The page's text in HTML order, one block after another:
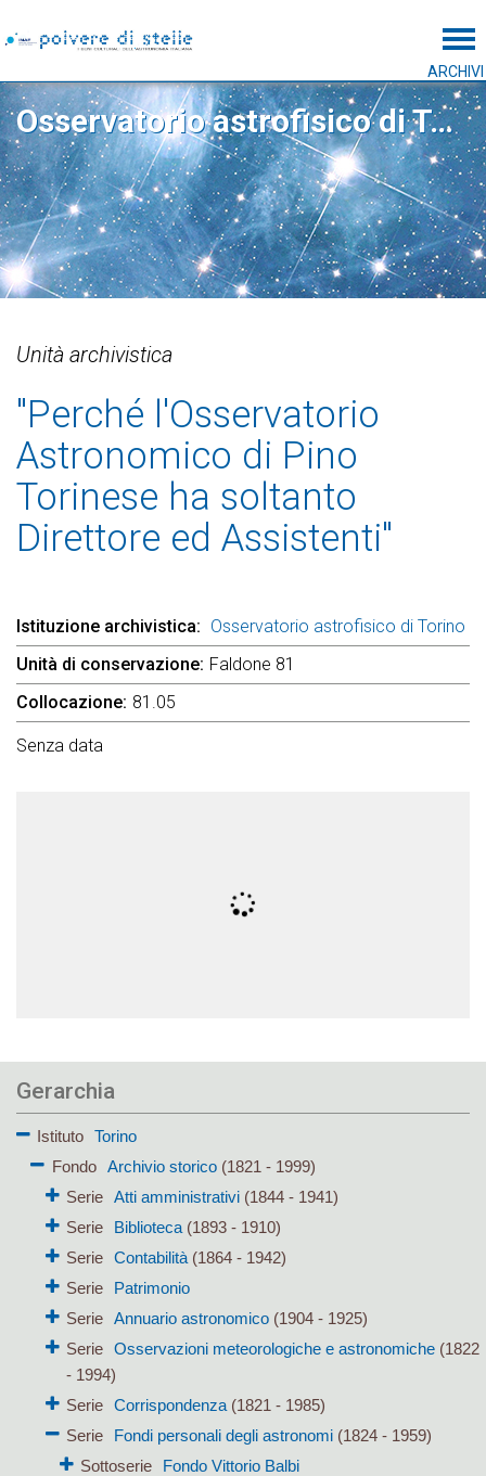
ARCHIVI
Osservatorio astrofisico di Torino
Unità archivistica
"Perché l'Osservatorio
Astronomico di Pino
Torinese ha soltanto
Direttore ed Assistenti"
Istituzione archivistica
Osservatorio astrofisico di Torino
Unità di conservazione Faldone 81
Collocazione 81.05
Senza data
Gerarchia
Istituto
Torino
Fondo
Archivio storico(1821 - 1999)
Serie Atti amministrativi(1844 - 1941)
Serie
Biblioteca(1893 - 1910)
Serie Contabilità(1864 - 1942)
Serie
Patrimonio
Serie Annuario astronomico(1904 - 1925)
Serie Osservazioni meteorologiche e astronomiche(1822
- 1994)
Serie Corrispondenza(1821 - 1985)
Serie
Fondi personali degli astronomi(1824 - 1959)
Sottoserie
Fondo Vittorio Balbi